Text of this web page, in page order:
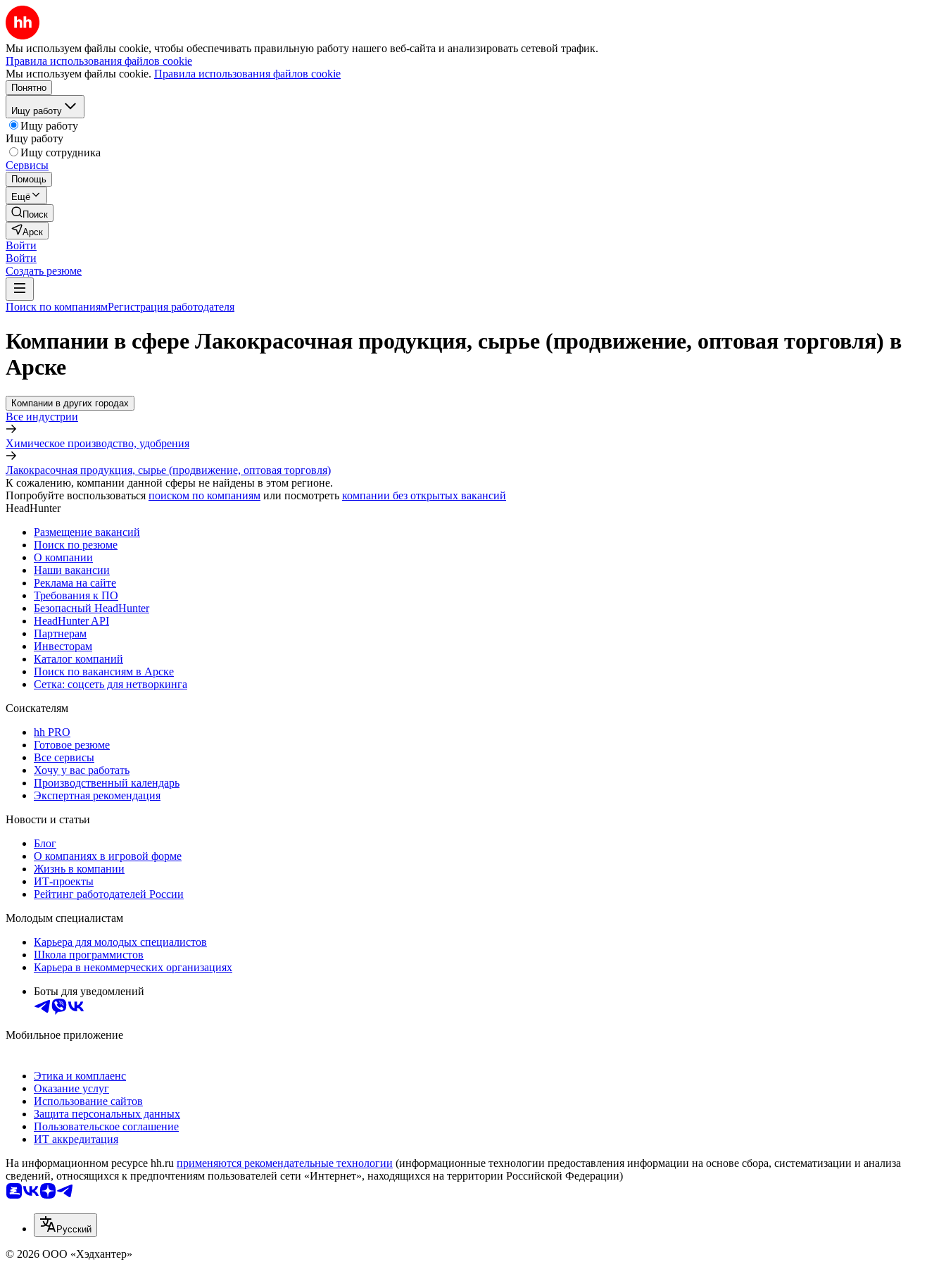
Мы используем файлы cookie, чтобы обеспечивать правильную работу нашего веб-сайта и анализировать сетевой трафик.
Правила использования файлов cookie
Мы используем файлы cookie. Правила использования файлов cookie
Понятно
Ищу работу
Ищу работу
Ищу работу
Ищу сотрудника
Сервисы
Помощь
Ещё
Поиск
Арск
Войти
Войти
Создать резюме
Поиск по компаниямРегистрация работодателя
Компании в сфере Лакокрасочная продукция, сырье (продвижение, оптовая торговля) в
Арске
Компании в других городах
Все индустрии
Химическое производство, удобрения
Лакокрасочная продукция, сырье (продвижение, оптовая торговля)
К сожалению, компании данной сферы не найдены в этом регионе.
Попробуйте воспользоваться поиском по компаниям или посмотреть компании без открытых вакансий
HeadHunter
Размещение вакансий
Поиск по резюме
О компании
Наши вакансии
Реклама на сайте
Требования к ПО
Безопасный HeadHunter
HeadHunter API
Партнерам
Инвесторам
Каталог компаний
Поиск по вакансиям в Арске
Сетка: соцсеть для нетворкинга
Соискателям
hh PRO
Готовое резюме
Все сервисы
Хочу у вас работать
Производственный календарь
Экспертная рекомендация
Новости и статьи
Блог
О компаниях в игровой форме
Жизнь в компании
ИТ-проекты
Рейтинг работодателей России
Молодым специалистам
Карьера для молодых специалистов
Школа программистов
Карьера в некоммерческих организациях
Боты для уведомлений
Мобильное приложение
Этика и комплаенс
Оказание услуг
Использование сайтов
Защита персональных данных
Пользовательское соглашение
ИТ аккредитация
На информационном ресурсе hh.ru применяются рекомендательные технологии (информационные технологии предоставления информации на основе сбора, систематизации и анализа
сведений, относящихся к предпочтениям пользователей сети «Интернет», находящихся на территории Российской Федерации)
Русский
© 2026 ООО «Хэдхантер»